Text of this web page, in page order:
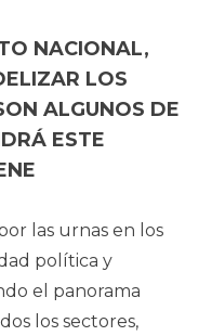
NACIONAL,
LOS
ALGUNOS DE
ESTE
las urnas en los
política y
el panorama
los sectores,